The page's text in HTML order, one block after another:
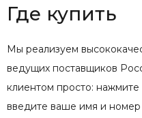
Где купить
Мы реализуем
ведущих поставщиков
клиентом просто: нажмите
введите ваше имя и